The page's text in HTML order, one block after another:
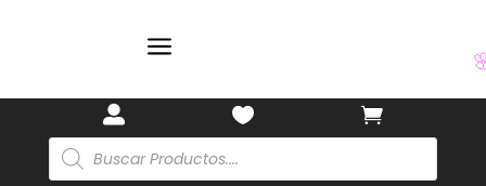
a
 

Búsqueda
de
productos